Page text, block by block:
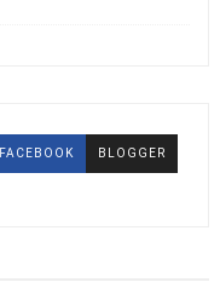
FACEBOOK BLOGGER